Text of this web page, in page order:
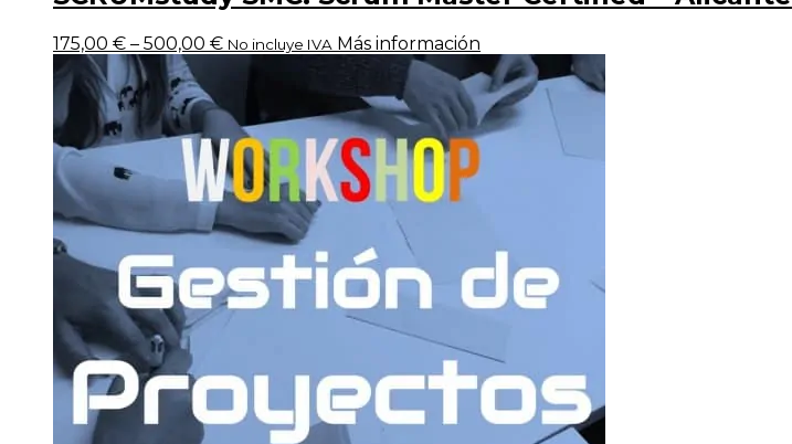
175,00 € – 500,00 € No incluye IVA Más información